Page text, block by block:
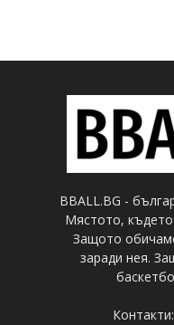
BBALL.BG -
Мястото,
Защото
заради нея.
Контакти: